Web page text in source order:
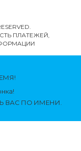
ПЛАТЕЖЕЙ,
ВАС ПО ИМЕНИ.